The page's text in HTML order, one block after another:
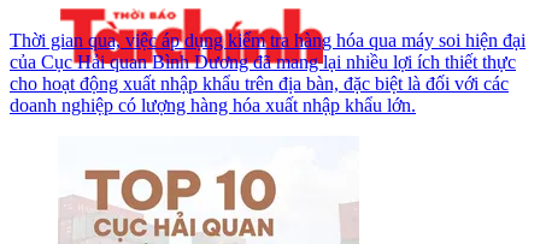
Thời gian qua, việc áp dụng kiểm tra hàng hóa qua máy soi hiện đại
của Cục Hải quan Bình Dương đã mang lại nhiều lợi ích thiết thực
cho hoạt động xuất nhập khẩu trên địa bàn, đặc biệt là đối với các
doanh nghiệp có lượng hàng hóa xuất nhập khẩu lớn.